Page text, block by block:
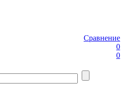
Сравнение
0
0